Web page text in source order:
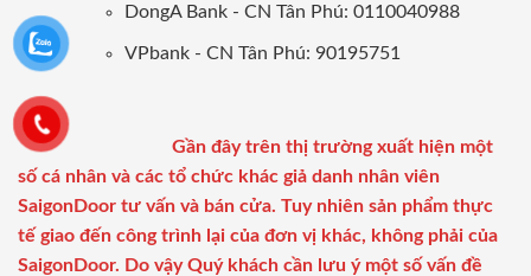
DongA Bank - CN Tân Phú: 0110040988
VPbank - CN Tân Phú: 90195751
Gần đây trên thị trường xuất hiện một
số cá nhân và các tổ chức khác giả danh nhân viên
SaigonDoor tư vấn và bán cửa. Tuy nhiên sản phẩm thực
tế giao đến công trình lại của đơn vị khác, không phải của
SaigonDoor. Do vậy Quý khách cần lưu ý một số vấn đề